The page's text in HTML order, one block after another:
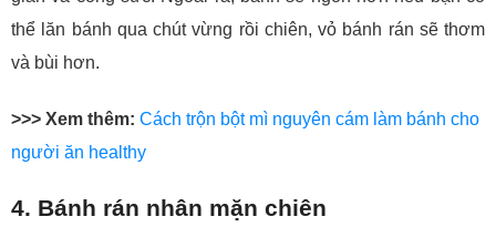
thể lăn bánh qua chút vừng rồi chiên, vỏ bánh rán sẽ thơm
và bùi hơn.
>>> Xem thêm: Cách trộn bột mì nguyên cám làm bánh cho
người ăn healthy
4. Bánh rán nhân mặn chiên